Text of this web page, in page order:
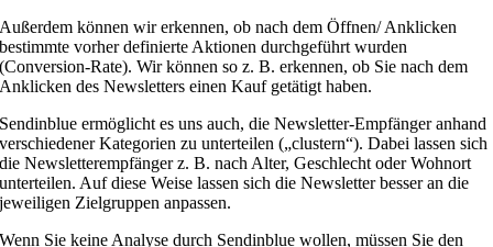
Außerdem können wir erkennen, ob nach dem Öffnen/ Anklicken
bestimmte vorher definierte Aktionen durchgeführt wurden
(Conversion-Rate). Wir können so z. B. erkennen, ob Sie nach dem
Anklicken des Newsletters einen Kauf getätigt haben.
Sendinblue ermöglicht es uns auch, die Newsletter-Empfänger anhand
verschiedener Kategorien zu unterteilen („clustern“). Dabei lassen sich
die Newsletterempfänger z. B. nach Alter, Geschlecht oder Wohnort
unterteilen. Auf diese Weise lassen sich die Newsletter besser an die
jeweiligen Zielgruppen anpassen.
Wenn Sie keine Analyse durch Sendinblue wollen, müssen Sie den